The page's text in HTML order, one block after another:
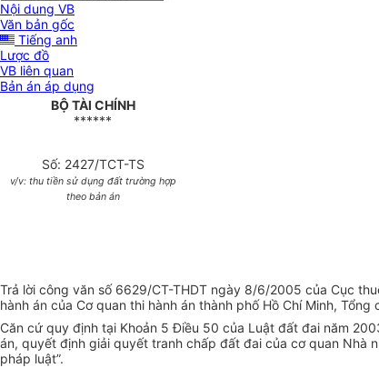
Nội dung VB
Văn bản gốc
Tiếng anh
Lược đồ
VB liên quan
Bản án áp dụng
BỘ TÀI CHÍNH
******
Số: 2427/TCT-TS
v/v: thu tiền sử dụng đất trường hợp
theo bản án
Trả lời công văn số 6629/CT-THDT ngày 8/6/2005 của Cục
hành án của Cơ quan thi hành án thành phố Hồ Chí Minh, Tổng
Căn cứ quy định tại Khoản 5 Điều 50 của Luật đất đai năm
án, quyết định giải quyết tranh chấp đất đai của cơ quan Nhà
pháp luật”.